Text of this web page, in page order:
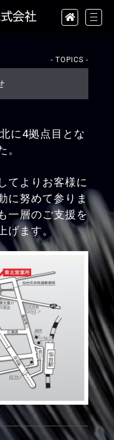
- TOPICS -
に4拠点目とな
。
てよりお客様に
に努めて参りま
一層のご支援を
げます。